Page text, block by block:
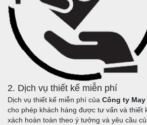
2. Dịch vụ thiết kế miễn phí
Dịch vụ thiết kế miễn phí của Công ty May
cho phép khách hàng được tư vấn và thiết
xách hoàn toàn theo ý tưởng và yêu cầu